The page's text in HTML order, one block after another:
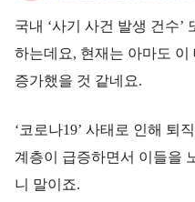
국내 ‘사기 사건 발생 건수’
하는데요, 현재는 아마도
증가했을 것 같네요.
‘코로나19’ 사태로 인해 퇴
계층이 급증하면서 이들을
니 말이죠.